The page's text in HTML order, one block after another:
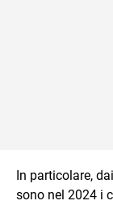
In particolare,
sono nel 2024 i